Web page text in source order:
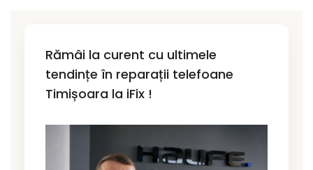
Rămâi la curent cu ultimele
tendințe în reparații telefoane
Timișoara la iFix !